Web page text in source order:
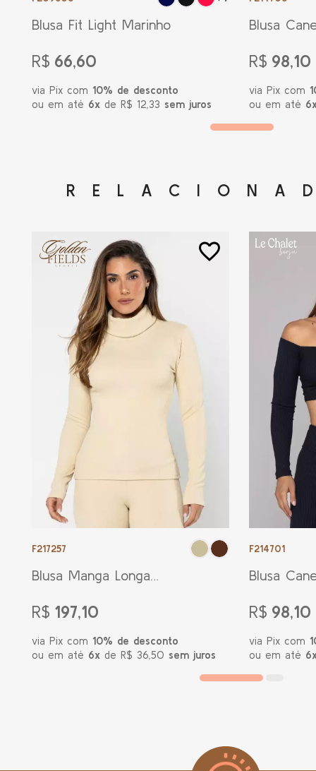
Blusa Fit Light Marinho
R$ 66,60
via Pix com 10% de desconto
ou em até 6x de R$ 12,33 sem juros
Blusa
R$ 98,10
via Pix com
ou em até
favorite_border
F217257
Blusa Manga Longa
R$ 197,10
via Pix com 10% de desconto
ou em até 6x de R$ 36,50 sem juros
F214701
Blusa
R$ 98,10
via Pix com
ou em até